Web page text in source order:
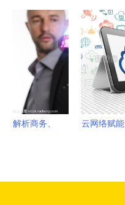
业互联
网”典型应
用案例深度
分析 网络
技术服务的
核心支撑
与两大省级
标杆项目，
贵州电商云
技术实力获
权威认定
解析商务、
云网络赋能